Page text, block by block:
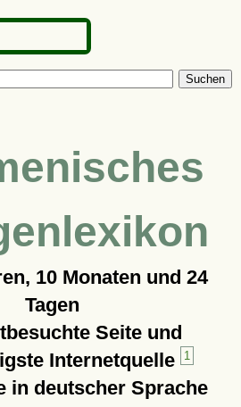
Suchen
10 Monaten und 24
Tagen
Seite und
Internetquelle
1
in deutscher Sprache